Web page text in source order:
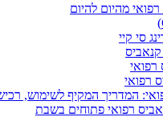
מהיום להיום
סי קיי
המדריך המקיף לשימוש,
רפואי פתוחים בשבת